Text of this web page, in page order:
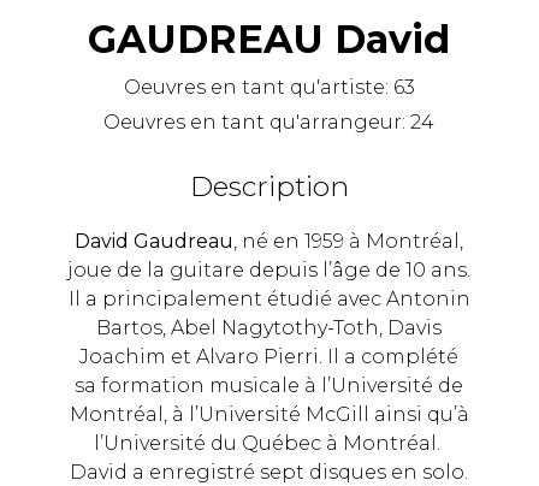
GAUDREAU David
Oeuvres en tant qu'artiste: 63
Oeuvres en tant qu'arrangeur:24
Description
David Gaudreau, né en 1959 à Montréal,
joue de la guitare depuis l’âge de 10 ans.
Il a principalement étudié avec Antonin
Bartos, Abel Nagytothy-Toth, Davis
Joachim et Alvaro Pierri. Il a complété
sa formation musicale à l’Université de
Montréal, à l’Université McGill ainsi qu’à
l’Université du Québec à Montréal.
David a enregistré sept disques en solo.